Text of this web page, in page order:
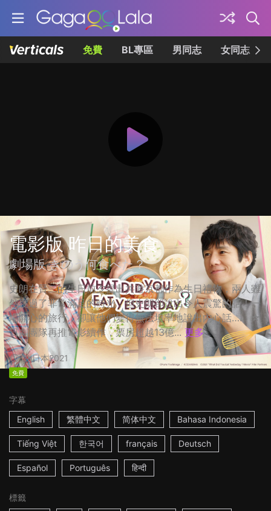
免費 BL專區 男同志 女同志
電影版 昨日的美食
劇場版 きのう何食べた？
史朗在賢二的生日前夕提出共遊京都作為生日禮物，兩人雖
然度過了非常滿足的時光，但史朗卻說出令人震驚的話！一
場開心的旅行，卻讓他們變得無法坦率地說出內心話…… ☆
日劇團隊再推電影續作，票房超越13億... 更多
2h日本2021
免費
字幕
English
繁體中文 简体中文 Bahasa Indonesia
Tiếng Việt 한국어 français Deutsch
Español Português हिन्दी
標籤